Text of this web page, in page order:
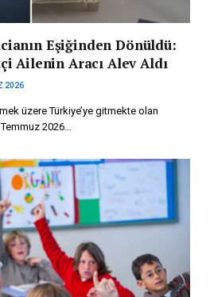
Eşiğinden Dönüldü:
Ailenin Aracı Alev Aldı
2026
üzere Türkiye’ye gitmekte olan
2026…